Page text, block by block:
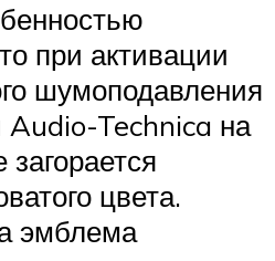
при активации
шумоподавления
Audio-Technica на
цвета.
эмблема